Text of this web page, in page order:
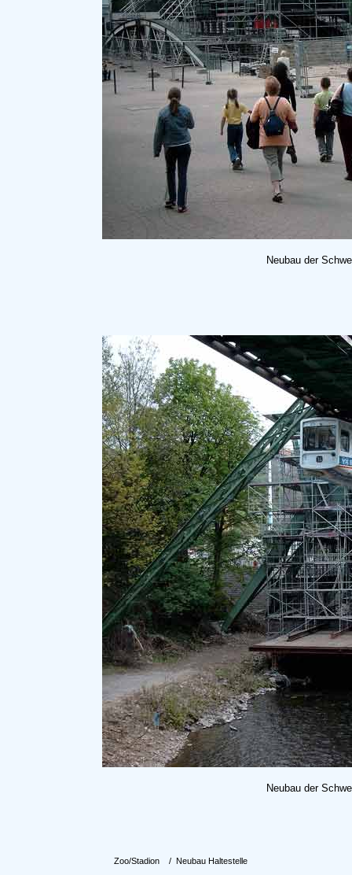
Neubau der
Neubau der
Zoo/Stadion / Neubau Haltestelle